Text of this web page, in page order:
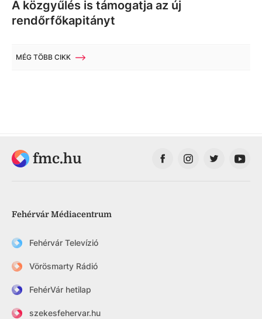
A közgyűlés is támogatja az új
rendőrfőkapitányt
MÉG TÖBB CIKK
fmc.hu
Fehérvár Médiacentrum
Fehérvár Televízió
Vörösmarty Rádió
FehérVár hetilap
szekesfehervar.hu